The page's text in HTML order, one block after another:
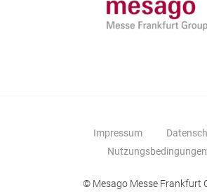
Impressum
Nutzungsbedingungen
© Mesago Messe Frankfurt